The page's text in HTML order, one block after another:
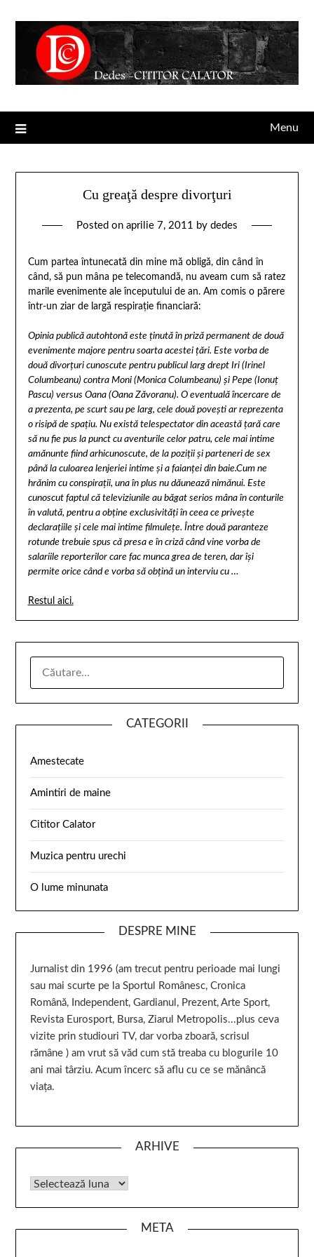
Menu
Cu greaţă despre divorţuri
Posted on aprilie 7, 2011 by dedes
Cum partea întunecată din mine mă obligă, din când în
când, să pun mâna pe telecomandă, nu aveam cum să ratez
marile evenimente ale începutului de an. Am comis o părere
într-un ziar de largă respiraţie financiară:
Opinia publică autohtonă este ţinută în priză permanent de două
evenimente majore pentru soarta acestei ţări. Este vorba de
două divorţuri cunoscute pentru publicul larg drept Iri (Irinel
Columbeanu) contra Moni (Monica Columbeanu) şi Pepe (Ionuţ
Pascu) versus Oana (Oana Zăvoranu). O eventuală încercare de
a prezenta, pe scurt sau pe larg, cele două poveşti ar reprezenta
o risipă de spaţiu. Nu există telespectator din această ţară care
să nu fie pus la punct cu aventurile celor patru, cele mai intime
amănunte fiind arhicunoscute, de la poziţii şi parteneri de sex
până la culoarea lenjeriei intime şi a faianţei din baie.Cum ne
hrănim cu conspiraţii, una în plus nu dăunează nimănui. Este
cunoscut faptul că televiziunile au băgat serios mâna în conturile
în valută, pentru a obţine exclusivităţi în ceea ce priveşte
declaraţiile şi cele mai intime filmuleţe. Între două paranteze
rotunde trebuie spus că presa e în criză când vine vorba de
salariile reporterilor care fac munca grea de teren, dar îşi
permite orice când e vorba să obţină un interviu cu …
Restul aici.
CATEGORII
Amestecate
Amintiri de maine
Cititor Calator
Muzica pentru urechi
O lume minunata
DESPRE MINE
Jurnalist din 1996 (am trecut pentru perioade mai lungi
sau mai scurte pe la Sportul Românesc, Cronica
Română, Independent, Gardianul, Prezent, Arte Sport,
Revista Eurosport, Bursa, Ziarul Metropolis...plus ceva
vizite prin studiouri TV, dar vorba zboară, scrisul
rămâne ) am vrut să văd cum stă treaba cu blogurile 10
ani mai târziu. Acum încerc să aflu cu ce se mănâncă
viața.
ARHIVE
META